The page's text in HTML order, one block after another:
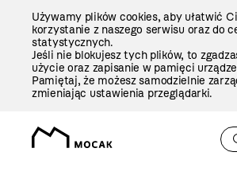
Używamy plików cookies, aby ułatwić Ci
korzystanie z naszego serwisu oraz do
statystycznych.
Jeśli nie blokujesz tych plików, to
użycie oraz zapisanie w pamięci
Pamiętaj, że możesz samodzielnie
zmieniając ustawienia przeglądarki.